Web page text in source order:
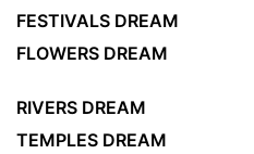
FESTIVALS DREAM
FLOWERS DREAM
RIVERS DREAM
TEMPLES DREAM